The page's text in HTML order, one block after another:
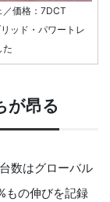
／価格：7DCT
ッド・パワートレ
た
が昂る
数はグローバル
もの伸びを記録